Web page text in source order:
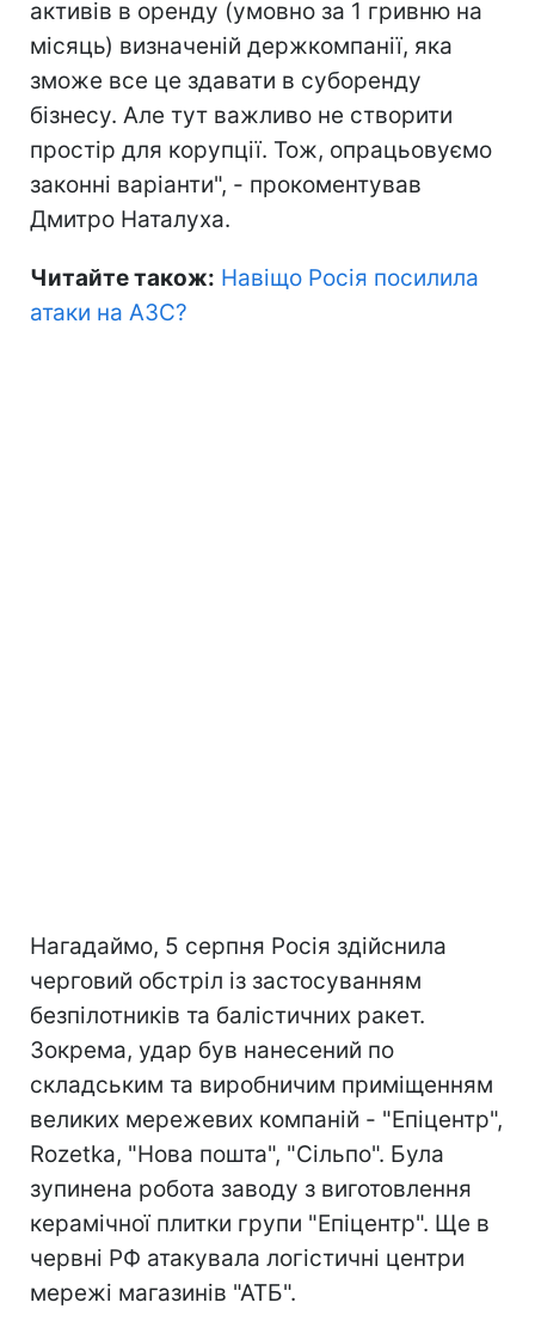
активів в оренду (умовно за 1 гривню на
місяць) визначеній держкомпанії, яка
зможе все це здавати в суборенду
бізнесу. Але тут важливо не створити
простір для корупції. Тож, опрацьовуємо
законні варіанти", - прокоментував
Дмитро Наталуха.
Читайте також: Навіщо Росія посилила
атаки на АЗС?
Нагадаймо, 5 серпня Росія здійснила
черговий обстріл із застосуванням
безпілотників та балістичних ракет.
Зокрема, удар був нанесений по
складським та виробничим приміщенням
великих мережевих компаній - "Епіцентр",
Rozetka, "Нова пошта", "Сільпо". Була
зупинена робота заводу з виготовлення
керамічної плитки групи "Епіцентр". Ще в
червні РФ атакувала логістичні центри
мережі магазинів "АТБ".